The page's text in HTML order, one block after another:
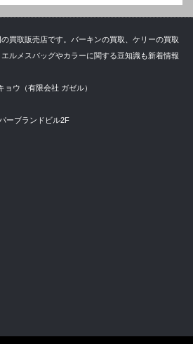
買取販売店です。バーキンの買取、ケリーの買取
ルメスバッグやカラーに関する豆知識も新着情報
ウ（有限会社 ガゼル）
ーブランドビル2F